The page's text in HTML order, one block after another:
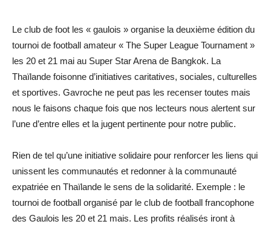
Le club de foot les « gaulois » organise la deuxième édition du
tournoi de football amateur « The Super League Tournament »
les 20 et 21 mai au Super Star Arena de Bangkok. La
Thaïlande foisonne d’initiatives caritatives, sociales, culturelles
et sportives. Gavroche ne peut pas les recenser toutes mais
nous le faisons chaque fois que nos lecteurs nous alertent sur
l’une d’entre elles et la jugent pertinente pour notre public.
Rien de tel qu’une initiative solidaire pour renforcer les liens qui
unissent les communautés et redonner à la communauté
expatriée en Thaïlande le sens de la solidarité. Exemple : le
tournoi de football organisé par le club de football francophone
des Gaulois les 20 et 21 mais. Les profits réalisés iront à